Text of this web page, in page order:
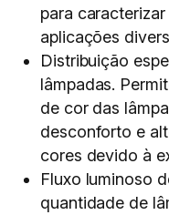
para
aplicações
Distribuição
lâmpadas.
de cor das
desconforto e
cores devido à
Fluxo luminoso
quantidade de